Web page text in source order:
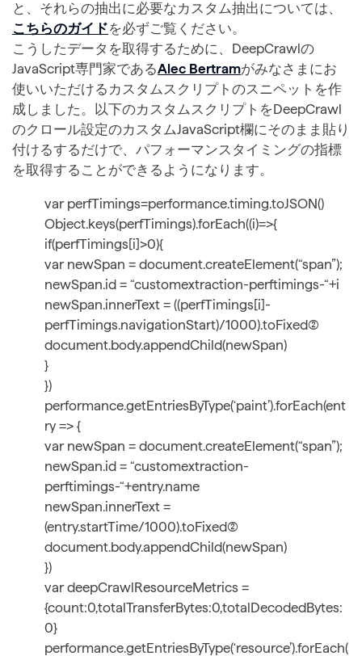
と、それらの抽出に必要なカスタム抽出については、
こちらのガイドを必ずご覧ください。
こうしたデータを取得するために、DeepCrawlの
JavaScript専門家であるAlec Bertramがみなさまにお
使いいただけるカスタムスクリプトのスニペットを作
成しました。以下のカスタムスクリプトをDeepCrawl
のクロール設定のカスタムJavaScript欄にそのまま貼り
付けるするだけで、パフォーマンスタイミングの指標
を取得することができるようになります。
var perfTimings=performance.timing.toJSON()
Object.keys(perfTimings).forEach((i)=>{
if(perfTimings[i]>0){
var newSpan = document.createElement(“span”);
newSpan.id = “customextraction-perftimings-“+i
newSpan.innerText = ((perfTimings[i]-
perfTimings.navigationStart)/1000).toFixed(2)
document.body.appendChild(newSpan)
}
})
performance.getEntriesByType(‘paint’).forEach(ent
ry => {
var newSpan = document.createElement(“span”);
newSpan.id = “customextraction-
perftimings-“+entry.name
newSpan.innerText =
(entry.startTime/1000).toFixed(2)
document.body.appendChild(newSpan)
})
var deepCrawlResourceMetrics =
{count:0,totalTransferBytes:0,totalDecodedBytes:
0}
performance.getEntriesByType(‘resource’).forEach(